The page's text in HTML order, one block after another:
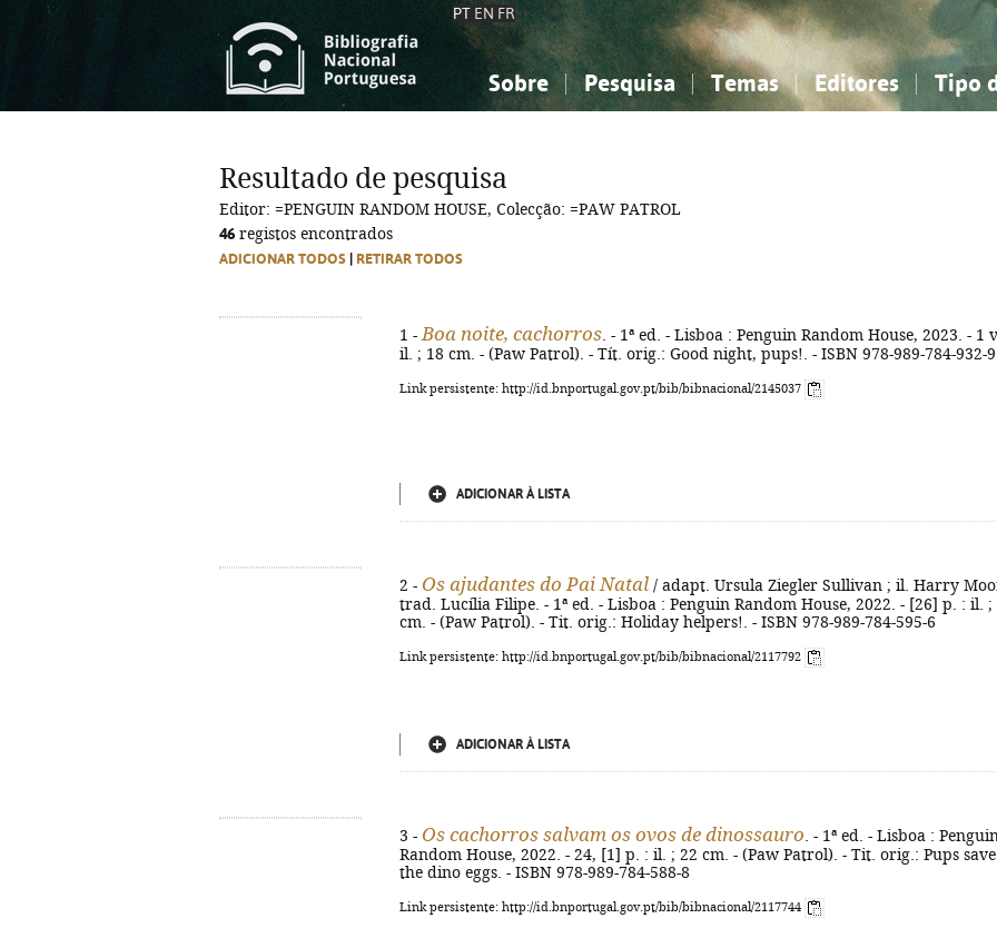
PT EN FR
Sobre Pesquisa Temas
Ciências sociais...
Arte, desporto...
Editores Tipo
Ciências sociais...
Arte, desporto...
Resultado de pesquisa
Editor: =PENGUIN RANDOM HOUSE, Colecção: =PAW PATROL
46 registos encontrados
ADICIONAR TODOS RETIRAR TODOS
1 - Boa noite, cachorros . - 1ª ed. - Lisboa : Penguin Random House, 2023. - 1
il. ; 18 cm. - (Paw Patrol). - Tít. orig.: Good night, pups!. - ISBN 978-989-784-932-9
Link persistente: http://id.bnportugal.gov.pt/bib/bibnacional/2145037
ADICIONAR À LISTA
2 - Os ajudantes do Pai Natal / adapt. Ursula Ziegler Sullivan ; il. Harry
trad. Lucília Filipe. - 1ª ed. - Lisboa : Penguin Random House, 2022. - [26] p. : il. ;
cm. - (Paw Patrol). - Tit. orig.: Holiday helpers!. - ISBN 978-989-784-595-6
Link persistente: http://id.bnportugal.gov.pt/bib/bibnacional/2117792
ADICIONAR À LISTA
3 - Os cachorros salvam os ovos de dinossauro . - 1ª ed. - Lisboa :
Random House, 2022. - 24, [1] p. : il. ; 22 cm. - (Paw Patrol). - Tit. orig.: Pups save
the dino eggs. - ISBN 978-989-784-588-8
Link persistente: http://id.bnportugal.gov.pt/bib/bibnacional/2117744